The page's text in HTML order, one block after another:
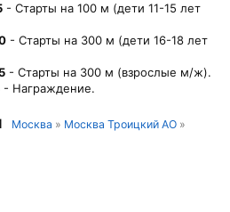
- Старты на 100 м (дети 11-15 лет
- Старты на 300 м (дети 16-18 лет
- Старты на 300 м (взрослые м/ж).
- Награждение.
Москва » Москва Троицкий АО »